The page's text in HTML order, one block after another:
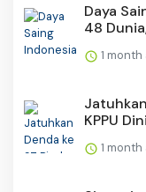
Daya
48
1 month
KPPU
1 month